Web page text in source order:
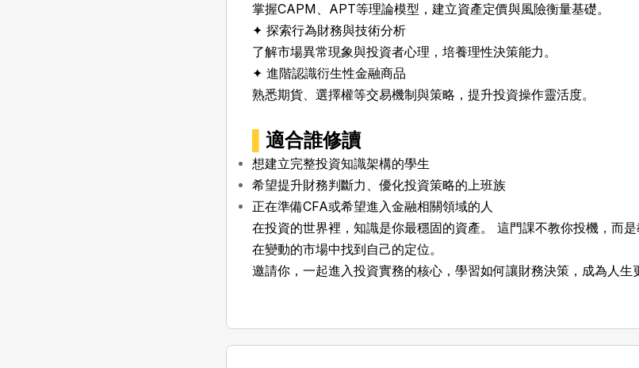
掌握CAPM、APT等理論模型，建立資產定價與風險衡量基礎。
✦ 探索行為財務與技術分析
了解市場異常現象與投資者心理，培養理性決策能力。
✦ 進階認識衍生性金融商品
熟悉期貨、選擇權等交易機制與策略，提升投資操作靈活度。
▌適合誰修讀
想建立完整投資知識架構的學生
希望提升財務判斷力、優化投資策略的上班族
正在準備CFA或希望進入金融相關領域的人
在投資的世界裡，知識是你最穩固的資產。 這門課不教你投機，而
在變動的市場中找到自己的定位。
邀請你，一起進入投資實務的核心，學習如何讓財務決策，成為人生